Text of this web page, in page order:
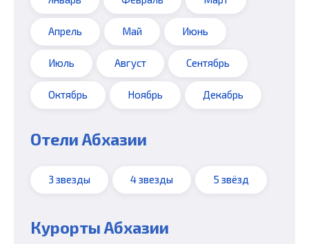
Апрель Май Июнь
Июль Август Сентябрь
Октябрь Ноябрь Декабрь
Отели Абхазии
3 звезды 4 звезды 5 звёзд
Курорты Абхазии